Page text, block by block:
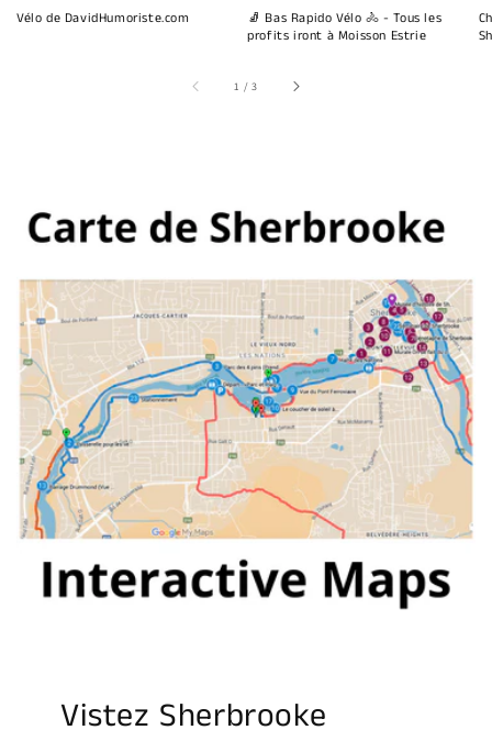
Vélo de DavidHumoriste.com
🧦 Bas Rapido Vélo 🚴 - Tous les
profits iront à Moisson Estrie
1 /sur
3
Vistez Sherbrooke